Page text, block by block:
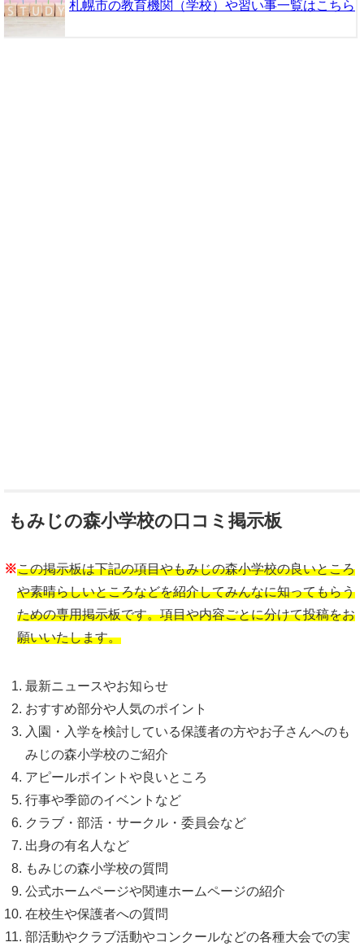
札幌市の教育機関（学校）や習い事一覧はこちら
もみじの森小学校の口コミ掲示板
※この掲示板は下記の項目やもみじの森小学校の良いところ
や素晴らしいところなどを紹介してみんなに知ってもらう
ための専用掲示板です。項目や内容ごとに分けて投稿をお
願いいたします。
最新ニュースやお知らせ
おすすめ部分や人気のポイント
入園・入学を検討している保護者の方やお子さんへのも
みじの森小学校のご紹介
アピールポイントや良いところ
行事や季節のイベントなど
クラブ・部活・サークル・委員会など
出身の有名人など
もみじの森小学校の質問
公式ホームページや関連ホームページの紹介
在校生や保護者への質問
部活動やクラブ活動やコンクールなどの各種大会での実